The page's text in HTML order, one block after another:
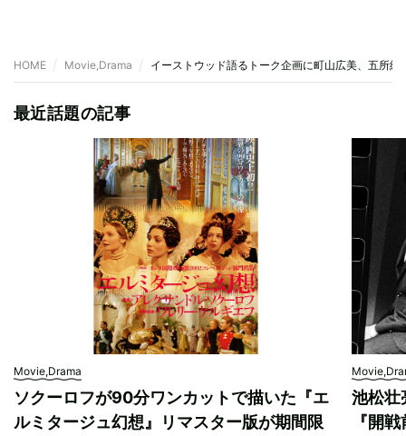
HOME Movie,Drama イーストウッド語るトーク企画に町山広美、五所純
最近話題の記事
Movie,Drama
ソクーロフが90分ワンカットで描いた『エ
ルミタージュ幻想』リマスター版が期間限
池松壮
『開